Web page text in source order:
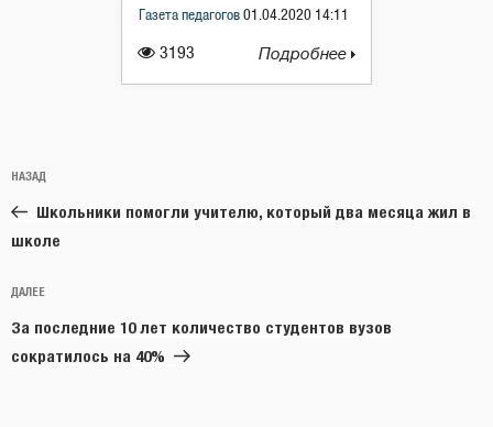
3193
Газета педагогов 01.04.2020 14:11
Подробнее
по
записям
Предыдущая
запись:
НАЗАД
Школьники помогли учителю, который два месяца жил в
школе
Следующая
запись
ДАЛЕЕ
За последние 10 лет количество студентов вузов
сократилось на 40%